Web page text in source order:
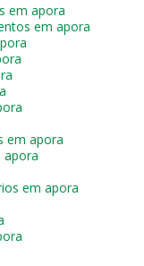
em apora
em apora
em apora
apora
em apora